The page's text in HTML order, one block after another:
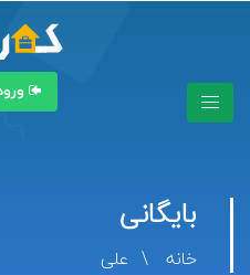
بایگانی
خانه علی